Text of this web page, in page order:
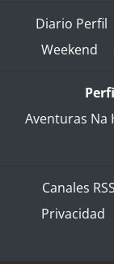
Diario Perfil
Weekend
Aventuras Na
Canales RSS
Privacidad